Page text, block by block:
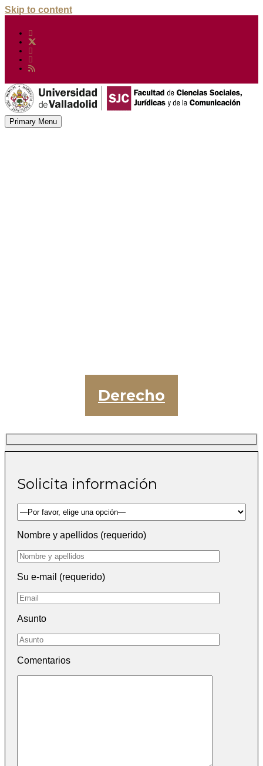
Skip to content
Primary Menu
Derecho
Solicita información
Nombre y apellidos (requerido)
Su e-mail (requerido)
Asunto
Comentarios